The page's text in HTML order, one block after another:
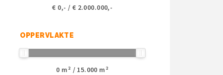
€ 0,- / € 2.000.000,-
OPPERVLAKTE
0 m² / 15.000 m²